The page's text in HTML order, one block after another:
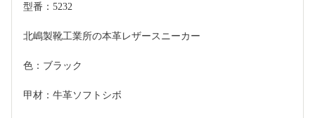
型番：5232
北嶋製靴工業所の本革レザースニーカー
色：ブラック
甲材：牛革ソフトシボ